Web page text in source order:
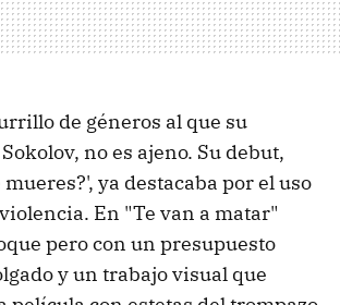
de géneros al que su
no es ajeno. Su debut,
mueres?', ya destacaba por el uso
En "Te van a matar"
pero con un presupuesto
y un trabajo visual que